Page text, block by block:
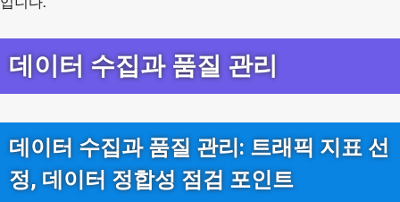
데이터 수집과 품질 관리
데이터 수집과 품질 관리: 트래픽 지표 선
정, 데이터 정합성 점검 포인트